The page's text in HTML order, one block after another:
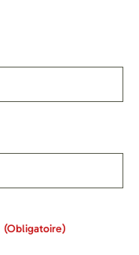
(obligatoire)